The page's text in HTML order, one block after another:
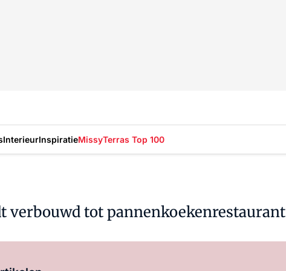
InterieurInspiratieMissyTerras Top 100
verbouwd tot pannenkoekenrestaurant